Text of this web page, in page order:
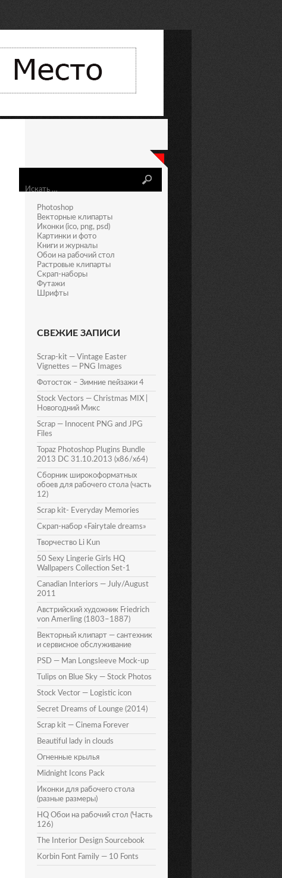
Photoshop
Векторные клипарты
Иконки (ico, png, psd)
Картинки и фото
Книги и журналы
Обои на рабочий стол
Растровые клипарты
Скрап-наборы
Футажи
Шрифты
СВЕЖИЕ ЗАПИСИ
Scrap-kit — Vintage Easter
Vignettes — PNG Images
Фотосток – Зимние пейзажи 4
Stock Vectors — Christmas MIX |
Новогодний Микс
Scrap — Innocent PNG and JPG
Files
Topaz Photoshop Plugins Bundle
2013 DC 31.10.2013 (x86/x64)
Сборник широкоформатных
обоев для рабочего стола (часть
12)
Scrap kit- Everyday Memories
Скрап-набор «Fairytale dreams»
Творчество Li Kun
50 Sexy Lingerie Girls HQ
Wallpapers Collection Set-1
Canadian Interiors — July/August
2011
Австрийский художник Friedrich
von Amerling (1803–1887)
Векторный клипарт — сантехник
и сервисное обслуживание
PSD — Man Longsleeve Mock-up
Tulips on Blue Sky — Stock Photos
Stock Vector — Logistic icon
Secret Dreams of Lounge (2014)
Scrap kit — Cinema Forever
Beautiful lady in clouds
Огненные крылья
Midnight Icons Pack
Иконки для рабочего стола
(разные размеры)
HQ Обои на рабочий стол (Часть
126)
The Interior Design Sourcebook
Korbin Font Family — 10 Fonts